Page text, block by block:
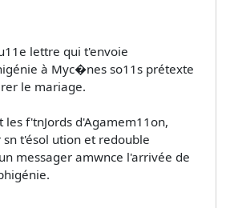
lettre qui t'envoie
à Myc�nes so11s prétexte
le mariage.
les f'tnJords d'Agamem11on,
t'ésol ution et redouble
messager amwnce l'arrivée de